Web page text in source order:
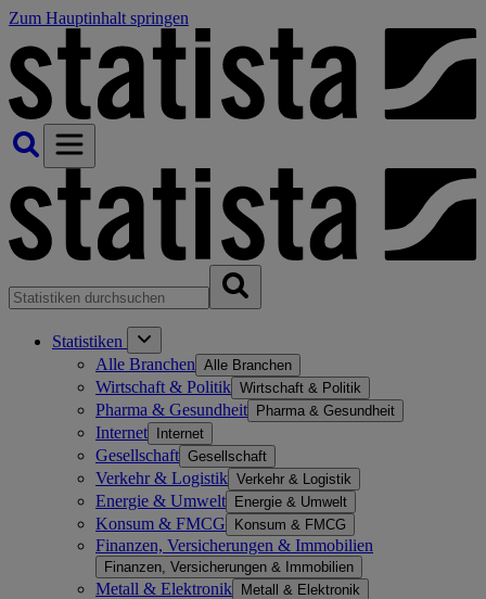
Zum Hauptinhalt springen
Statistiken
Alle Branchen Alle Branchen
Wirtschaft & Politik Wirtschaft & Politik
Pharma & Gesundheit Pharma & Gesundheit
Internet Internet
Gesellschaft Gesellschaft
Verkehr & Logistik Verkehr & Logistik
Energie & Umwelt Energie & Umwelt
Konsum & FMCG Konsum & FMCG
Finanzen, Versicherungen & Immobilien
Finanzen, Versicherungen & Immobilien
Metall & Elektronik Metall & Elektronik